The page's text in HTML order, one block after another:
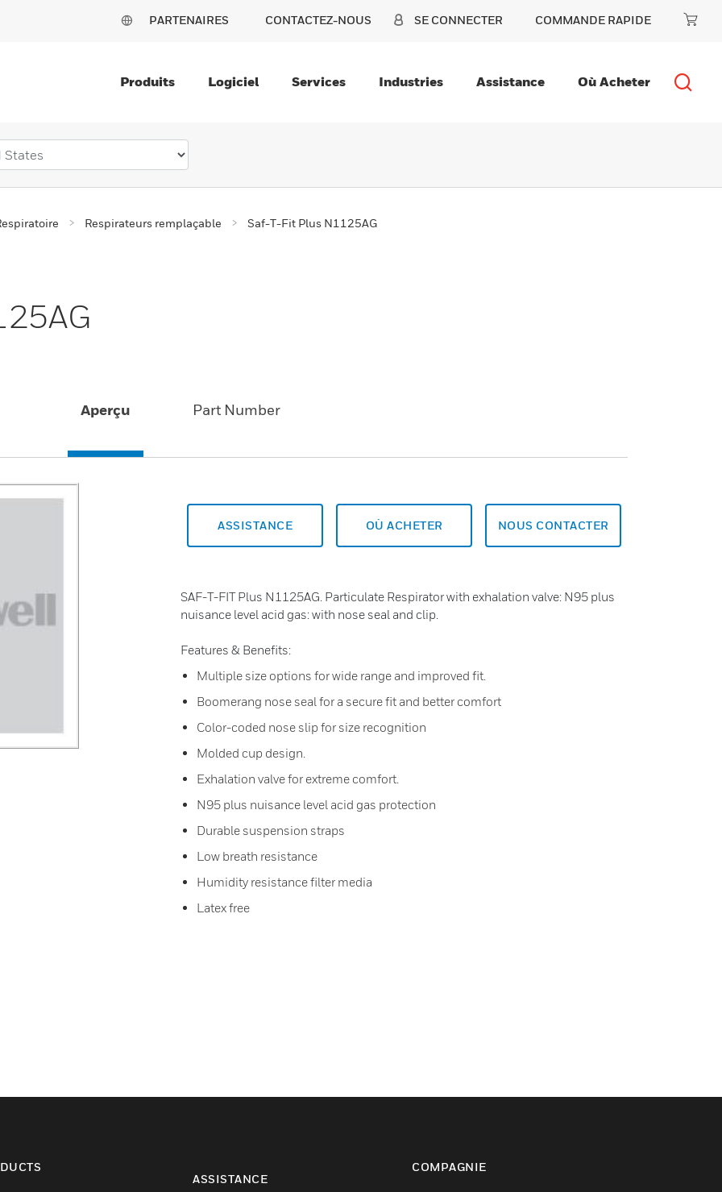
PARTENAIRES CONTACTEZ-NOUS SE CONNECTER COMMANDE RAPIDE
Produits Logiciel Services Industries Assistance Où Acheter
Respirateurs remplaçable Saf-T-Fit Plus N1125AG
Aperçu Part Number
ASSISTANCE OÙ ACHETER NOUS CONTACTER
SAF-T-FIT Plus N1125AG. Particulate Respirator with exhalation valve: N95 plus
nuisance level acid gas: with nose seal and clip.
Features & Benefits:
Multiple size options for wide range and improved fit.
Boomerang nose seal for a secure fit and better comfort
Color-coded nose slip for size recognition
Molded cup design.
Exhalation valve for extreme comfort.
N95 plus nuisance level acid gas protection
Durable suspension straps
Low breath resistance
Humidity resistance filter media
Latex free
ASSISTANCE
COMPAGNIE